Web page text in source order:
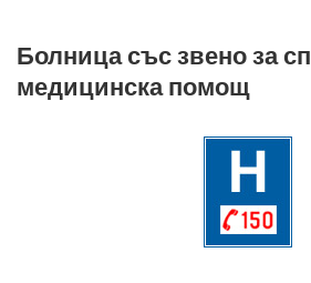
Болница със звено за
медицинска помощ